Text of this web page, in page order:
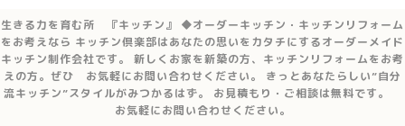
生きる力を育む所 『キッチン』 ◆オーダーキッチン・キッチンリフォーム
をお考えなら キッチン倶楽部はあなたの思いをカタチにするオーダーメイド
キッチン制作会社です。 新しくお家を新築の方、キッチンリフォームをお考
えの方。ぜひ お気軽にお問い合わせください。 きっとあなたらしい”自分
流キッチン”スタイルがみつかるはず。 お見積もり・ご相談は無料です。
お気軽にお問い合わせください。